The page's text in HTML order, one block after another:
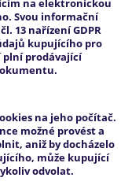
na elektronickou
Svou informační
13 nařízení GDPR
kupujícího pro
plní prodávající
na jeho počítač.
možné provést a
aniž by docházelo
může kupující
odvolat.